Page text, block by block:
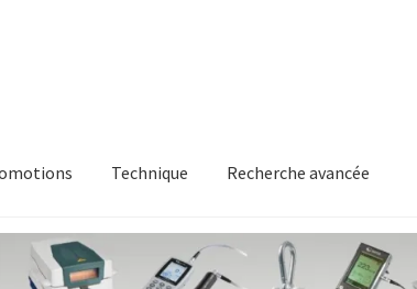
Technique Recherche avancée
Politique en matière de remboursements et de retours